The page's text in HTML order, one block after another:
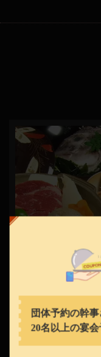
団体予約の幹
20名以上の宴
この
兵庫県神戸市中央区下
https://robatanoganso-